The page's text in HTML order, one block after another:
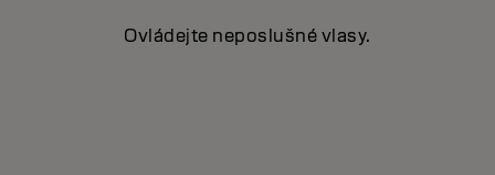
Ovládejte neposlušné vlasy.